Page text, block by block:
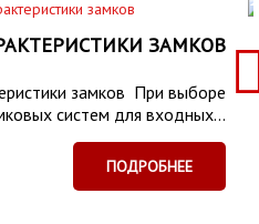
ЗАМКОВ
замков При выборе
систем для входных...
ПОДРОБНЕЕ